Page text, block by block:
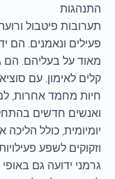
התנהגות
תערובות פיטבול
פעילים ונאמנים. הם
מאוד על בעליהם. הם
קלים לאימון. עם
חיות מחמד אחרות,
ואנשים חדשים
יומיומית, כולל
וזקוקים לשפע
גרמני ידועה גם